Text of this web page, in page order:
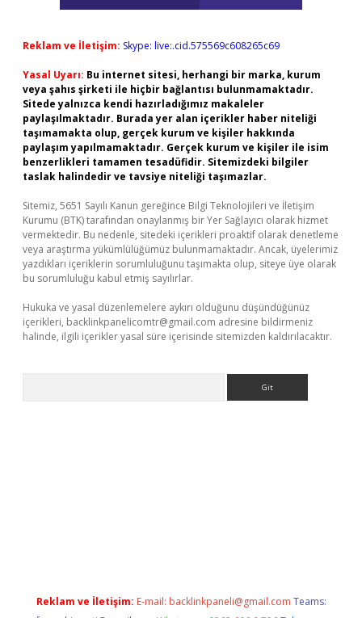
Reklam ve İletişim: Skype: live:.cid.575569c608265c69
Yasal Uyarı: Bu internet sitesi, herhangi bir marka, kurum
veya şahıs şirketi ile hiçbir bağlantısı bulunmamaktadır.
Sitede yalnızca kendi hazırladığımız makaleler
paylaşılmaktadır. Burada yer alan içerikler haber niteliği
taşımamakta olup, gerçek kurum ve kişiler hakkında
paylaşım yapılmamaktadır. Gerçek kurum ve kişiler ile isim
benzerlikleri tamamen tesadüfidir. Sitemizdeki bilgiler
taslak halindedir ve tavsiye niteliği taşımazlar.
Sitemiz, 5651 Sayılı Kanun gereğince Bilgi Teknolojileri ve İletişim
Kurumu (BTK) tarafından onaylanmış bir Yer Sağlayıcı olarak hizmet
vermektedir. Bu nedenle, sitedeki içerikleri proaktif olarak denetleme
veya araştırma yükümlülüğümüz bulunmamaktadır. Ancak, üyelerimiz
yazdıkları içeriklerin sorumluluğunu taşımakta olup, siteye üye olarak
bu sorumluluğu kabul etmiş sayılırlar.
Hukuka ve yasal düzenlemelere aykırı olduğunu düşündüğünüz
içerikleri, backlinkpanelicomtr@gmail.com adresine bildirmeniz
halinde, ilgili içerikler yasal süre içerisinde sitemizden kaldırılacaktır.
Reklam ve İletişim: E-mail: backlinkpaneli@gmail.com Teams: